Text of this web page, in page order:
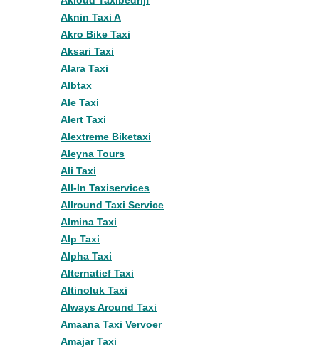
Aknin Taxi A
Akro Bike Taxi
Aksari Taxi
Alara Taxi
Albtax
Ale Taxi
Alert Taxi
Alextreme Biketaxi
Aleyna Tours
Ali Taxi
All-In Taxiservices
Allround Taxi Service
Almina Taxi
Alp Taxi
Alpha Taxi
Alternatief Taxi
Altinoluk Taxi
Always Around Taxi
Amaana Taxi Vervoer
Amajar Taxi